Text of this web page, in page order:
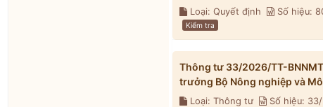
Loại: Quyết định Số hiệu:
Kiểm tra
Thông tư 33/2026/TT-
trưởng Bộ Nông nghiệp và
Loại: Thông tư Số hiệu: